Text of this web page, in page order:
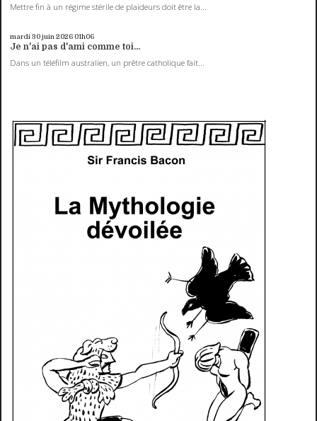
Mettre fin à un régime stérile de plaideurs doit être la...
mardi 30juin 2026 01h06
Je n'ai pas d'ami comme toi...
Dans un téléfilm australien, un prêtre catholique fait...